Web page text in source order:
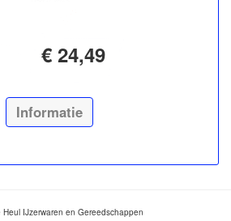
€ 24,49
Informatie
IJzerwaren en Gereedschappen